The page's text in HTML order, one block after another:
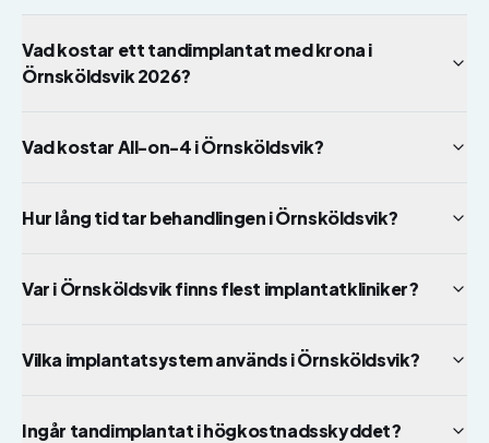
Vad kostar ett tandimplantat med krona i
Örnsköldsvik 2026?
Vad kostar All-on-4 i Örnsköldsvik?
Hur lång tid tar behandlingen i Örnsköldsvik?
Var i Örnsköldsvik finns flest implantatkliniker?
Vilka implantatsystem används i Örnsköldsvik?
Ingår tandimplantat i högkostnadsskyddet?